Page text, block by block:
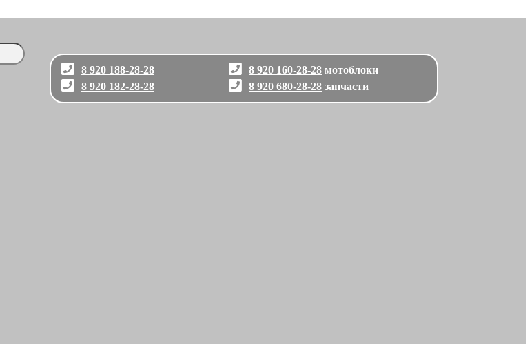
8 920 188-28-28
8 920 182-28-28
8 920 160-28-28 мотоблоки
8 920 680-28-28 запчасти